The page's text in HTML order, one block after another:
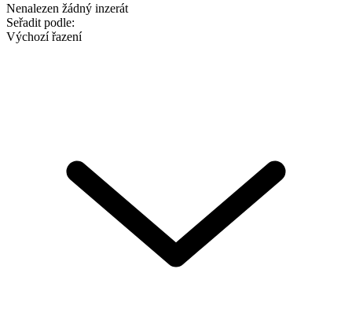
Nenalezen žádný inzerát
Seřadit podle:
Výchozí řazení